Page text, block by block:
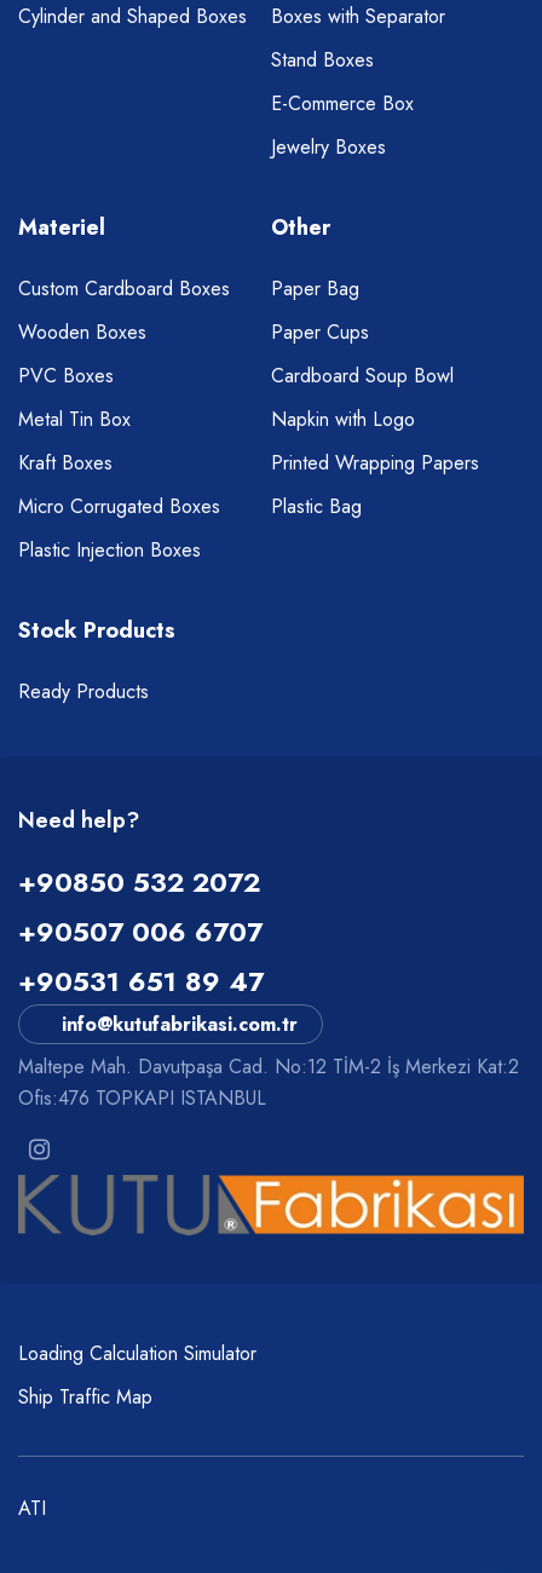
Cylinder and Shaped Boxes
Boxes with Separator
Stand Boxes
E-Commerce Box
Jewelry Boxes
Materiel
Custom Cardboard Boxes
Wooden Boxes
PVC Boxes
Metal Tin Box
Kraft Boxes
Micro Corrugated Boxes
Plastic Injection Boxes
Other
Paper Bag
Paper Cups
Cardboard Soup Bowl
Napkin with Logo
Printed Wrapping Papers
Plastic Bag
Stock Products
Ready Products
Need help?
+90850 532 2072
+90507 006 6707
+90531 651 89 47
info@kutufabrikasi.com.tr
Maltepe Mah. Davutpaşa Cad. No:12 TİM-2 İş Merkezi Kat:2
Ofis:476 TOPKAPI ISTANBUL
Loading Calculation Simulator
Ship Traffic Map
ATI